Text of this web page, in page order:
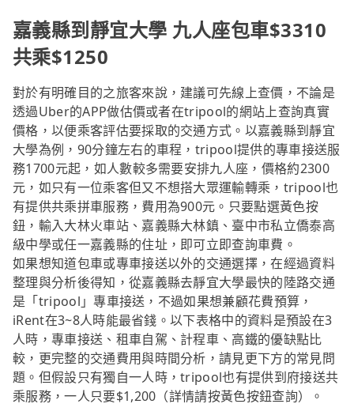
嘉義縣到靜宜大學 九人座包車$3310
共乘$1250
對於有明確目的之旅客來說，建議可先線上查價，不論是
透過Uber的APP做估價或者在tripool的網站上查詢真實
價格，以便乘客評估要採取的交通方式。以嘉義縣到靜宜
大學為例，90分鐘左右的車程，tripool提供的專車接送服
務1700元起，如人數較多需要安排九人座，價格約2300
元，如只有一位乘客但又不想搭大眾運輸轉乘，tripool也
有提供共乘拼車服務，費用為900元。只要點選黃色按
鈕，輸入大林火車站、嘉義縣大林鎮、臺中市私立僑泰高
級中學或任一嘉義縣的住址，即可立即查詢車費。
如果想知道包車或專車接送以外的交通選擇，在經過資料
整理與分析後得知，從嘉義縣去靜宜大學最快的陸路交通
是「tripool」專車接送，不過如果想兼顧花費預算，
iRent在3~8人時能最省錢。以下表格中的資料是預設在3
人時，專車接送、租車自駕、計程車、高鐵的優缺點比
較，更完整的交通費用與時間分析，請見更下方的常見問
題。但假設只有獨自一人時，tripool也有提供到府接送共
乘服務，一人只要$1,200（詳情請按黃色按鈕查詢）。